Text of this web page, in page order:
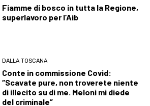
Fiamme di bosco in tutta la Regione,
superlavoro per l’Aib
DALLA TOSCANA
Conte in commissione Covid:
“Scavate pure, non troverete niente
di illecito su di me. Meloni mi diede
del criminale”